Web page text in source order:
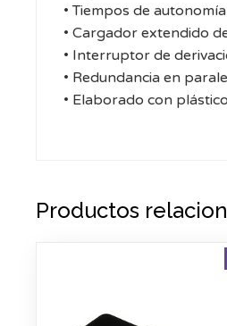
• Tiempos de
• Cargador extendido
• Interruptor de
• Redundancia en
• Elaborado con
Productos